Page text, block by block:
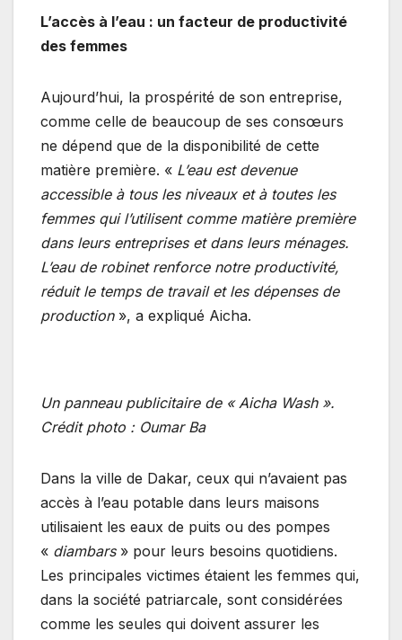
L’accès à l’eau : un facteur de productivité
des femmes
Aujourd’hui, la prospérité de son entreprise,
comme celle de beaucoup de ses consœurs
ne dépend que de la disponibilité de cette
matière première. « L’eau est devenue
accessible à tous les niveaux et à toutes les
femmes qui l’utilisent comme matière première
dans leurs entreprises et dans leurs ménages.
L’eau de robinet renforce notre productivité,
réduit le temps de travail et les dépenses de
production », a expliqué Aicha.
Un panneau publicitaire de « Aicha Wash ».
Crédit photo : Oumar Ba
Dans la ville de Dakar, ceux qui n’avaient pas
accès à l’eau potable dans leurs maisons
utilisaient les eaux de puits ou des pompes
« diambars » pour leurs besoins quotidiens.
Les principales victimes étaient les femmes qui,
dans la société patriarcale, sont considérées
comme les seules qui doivent assurer les